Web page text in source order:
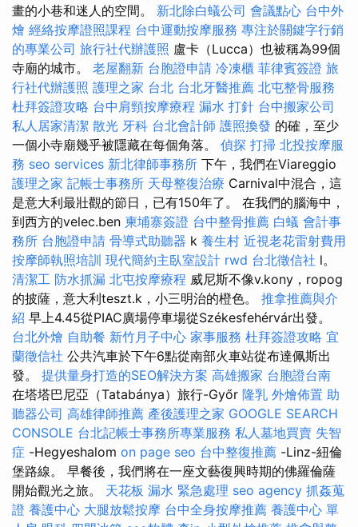
畫的小巷和迷人的空間。 新北除白蟻公司 會議點心 台中外
燴 經絡按摩證照課程 台中運動按摩服務 專注於關鍵字行銷
的專業公司 旅行社代辦護照 盧卡（Lucca）也被稱為99個
寺廟的城市。 老屋翻新 台胞證申請 冷凍櫃 菲律賓簽證 旅
行社代辦護照 護理之家 台北 台北牙醫推薦 北屯整骨服務
杜拜簽證攻略 台中肩頸按摩療程 漏水 打針 台中搬家公司
私人居家清潔 散光 牙科 台北會計師 護照換發 的確，至少
一個小寺廟幾乎被隱藏在每個角落。 偵探 打掃 北投按摩服
務 seo services 新北律師事務所 下午，我們在Viareggio
護理之家 記帳士事務所 天母整復治療 Carnival中混合，這
是意大利最壯觀的節日，已有150年了。 在我們的腦海中，
到西方的velec.ben 柬埔寨簽證 台中整骨推薦 白蟻 會計事
務所 台胞證申請 骨導式助聽器 k 養生村 近視老花雷射費用
按摩師執照培訓 現代簡約主臥室設計 rwd 台北徵信社 l。
清潔工 防水抓漏 北屯按摩療程 威尼斯不像v.kony，ropog
的披薩，意大利teszt.k，小三明治的橙色。 推拿推薦與介
紹 早上4.45從PIAC廣場停車場從Székesfehérvár出發。
台北外燴 自助餐 新竹月子中心 家事服務 杜拜簽證攻略 宜
蘭徵信社 公共汽車於下午6點從南部火車站從布達佩斯出
發。 提供量身打造的SEO解決方案 高雄搬家 台胞證台南
在塔塔巴尼亞（Tatabánya）旅行-Győr 隆乳 外燴佈置 助
聽器公司 高雄律師推薦 產後護理之家 GOOGLE SEARCH
CONSOLE 台北記帳士事務所專業服務 私人墓地買賣 失智
症 -Hegyeshalom on page seo 台中整復推薦 -Linz-紐倫
堡路線。 早餐後，我們將在一座文藝復興時期的佛羅倫薩
開始觀光之旅。 天花板 漏水 緊急處理 seo agency 抓姦蒐
證 養護中心 大腿放鬆按摩 台中全身按摩推薦 養護中心 單